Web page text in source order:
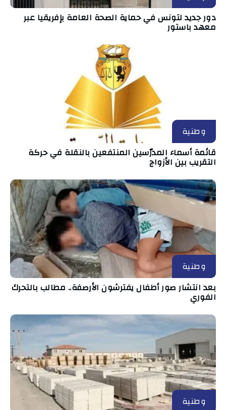
دور جديد لتونس في حماية الصحة العامة بإفريقيا عبر
معهد باستور
وطنية
قائمة أسماء المدرّسين المنتفعين بالنقلة في حركة
التقريب بين الأزواج
وطنية
بعد انتشار صور أطفال يفترشون الأرصفة.. مطالب بالتحرك
الفوري
وطنية